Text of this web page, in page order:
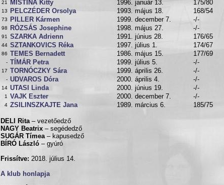
21 MISTINA Kitty 1996. január 13. 175/80
13 PELCZÉDER Orsolya 1993. május 18. 168/54
73 PILLER Kármen 1999. december 7. -/-
98 RÓZSÁS Josephine 1998. május 27. -/-
91 SZARKA Adrienn 1991. június 28. 176/65
44 SZTANKOVICS Réka 1997. július 1. 174/67
86 TEMES Bernadett 1986. május 15. 177/69
- TÍMÁR Petra 1999. július 5. -/-
17 TORNÓCZKY Sára 1999. április 26. -/-
- UDVAROS Dóra 2000. április 4. -/-
14 UTASI Linda 2000. június 19. -/-
1 VAJK Eszter 2000. december 7. -/-
4 ZSILINSZKAJTE Jana 1989. március 6. 185/75
DELI Rita– vezetőedző
NAGY Beatrix – segédedző
SUGÁR Tímea– kapusedző
BÍRÓ László – gyúró
Frissítve: 2018. július 14.
A klub honlapja